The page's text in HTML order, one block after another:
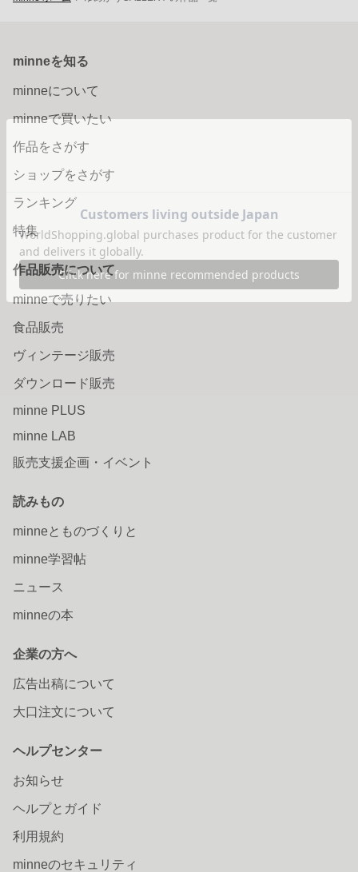
minneを知る
minneについて
minneで買いたい
作品をさがす
ショップをさがす
ランキング
特集
作品販売について
minneで売りたい
食品販売
ヴィンテージ販売
ダウンロード販売
minne PLUS
minne LAB
販売支援企画・イベント
読みもの
minneとものづくりと
minne学習帖
ニュース
minneの本
企業の方へ
広告出稿について
大口注文について
ヘルプセンター
お知らせ
ヘルプとガイド
利用規約
minneのセキュリティ